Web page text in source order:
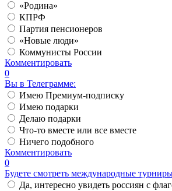
«Родина»
КПРФ
Партия пенсионеров
«Новые люди»
Коммунисты России
Комментировать
0
Вы в Телеграмме:
Имею Премиум-подписку
Имею подарки
Делаю подарки
Что-то вместе или все вместе
Ничего подобного
Комментировать
0
Будете смотреть международные
Да, интересно увидеть россиян с